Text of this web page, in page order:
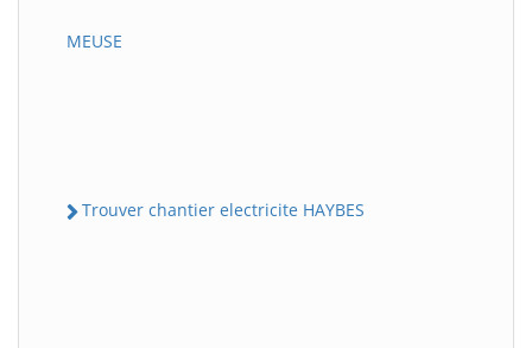
MEUSE
Trouver chantier electricite HAYBES